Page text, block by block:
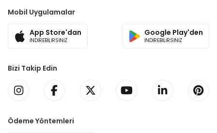
Mobil Uygulamalar
App Store'dan
İNDİREBİLİRSİNİZ
Google Play'den
İNDİREBİLİRSİNİZ
Bizi Takip Edin
Ödeme Yöntemleri